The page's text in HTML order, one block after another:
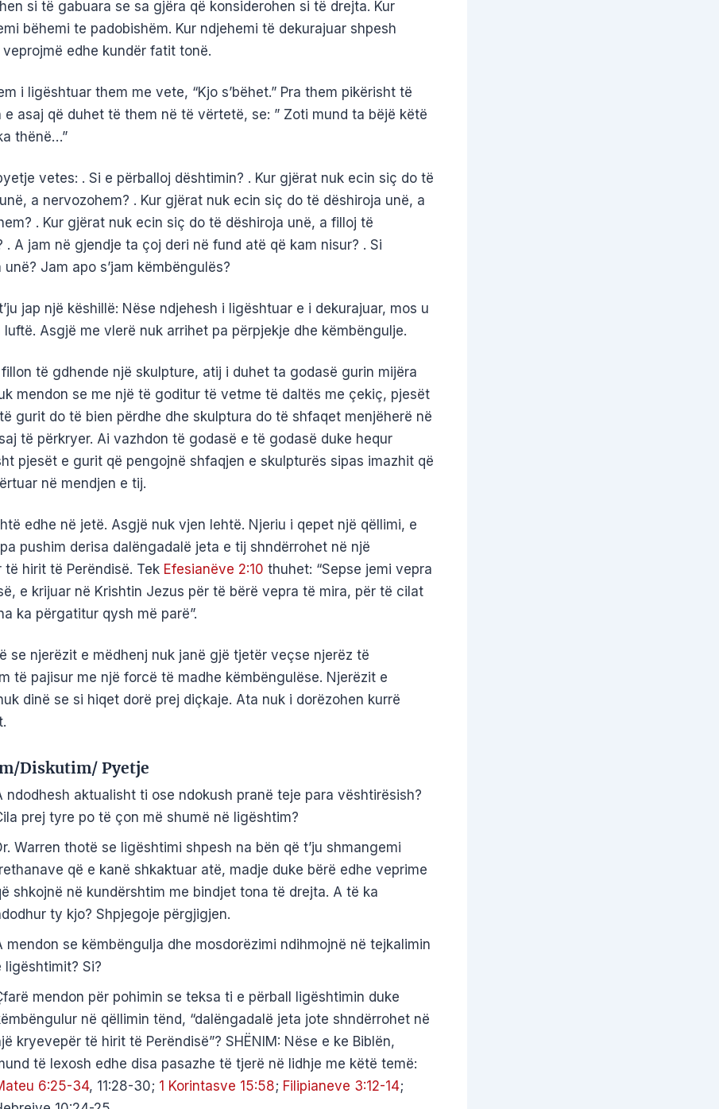
si të gabuara se sa gjëra që konsiderohen si të drejta. Kur
bëhemi te padobishëm. Kur ndjehemi të dekurajuar shpesh
edhe kundër fatit tonë.
i ligështuar them me vete, “Kjo s’bëhet.” Pra them pikërisht të
e asaj që duhet të them në të vërtetë, se: ” Zoti mund ta bëjë këtë
thënë…”
vetes: . Si e përballoj dështimin? . Kur gjërat nuk ecin siç do të
a nervozohem? . Kur gjërat nuk ecin siç do të dëshiroja unë, a
. Kur gjërat nuk ecin siç do të dëshiroja unë, a filloj të
. A jam në gjendje ta çoj deri në fund atë që kam nisur? . Si
unë? Jam apo s’jam këmbëngulës?
jap një këshillë: Nëse ndjehesh i ligështuar e i dekurajuar, mos u
luftë. Asgjë me vlerë nuk arrihet pa përpjekje dhe këmbëngulje.
të gdhende një skulpture, atij i duhet ta godasë gurin mijëra
mendon se me një të goditur të vetme të daltës me çekiç, pjesët
gurit do të bien përdhe dhe skulptura do të shfaqet menjëherë në
të përkryer. Ai vazhdon të godasë e të godasë duke hequr
pjesët e gurit që pengojnë shfaqjen e skulpturës sipas imazhit që
në mendjen e tij.
edhe në jetë. Asgjë nuk vjen lehtë. Njeriu i qepet një qëllimi, e
pushim derisa dalëngadalë jeta e tij shndërrohet në një
të hirit të Perëndisë. Tek Efesianëve 2:10 thuhet: “Sepse jemi vepra
e krijuar në Krishtin Jezus për të bërë vepra të mira, për të cilat
ka përgatitur qysh më parë”.
se njerëzit e mëdhenj nuk janë gjë tjetër veçse njerëz të
të pajisur me një forcë të madhe këmbëngulëse. Njerëzit e
dinë se si hiqet dorë prej diçkaje. Ata nuk i dorëzohen kurrë
Diskutim/ Pyetje
ndodhesh aktualisht ti ose ndokush pranë teje para vështirësish?
prej tyre po të çon më shumë në ligështim?
Warren thotë se ligështimi shpesh na bën që t’ju shmangemi
që e kanë shkaktuar atë, madje duke bërë edhe veprime
shkojnë në kundërshtim me bindjet tona të drejta. A të ka
ty kjo? Shpjegoje përgjigjen.
mendon se këmbëngulja dhe mosdorëzimi ndihmojnë në tejkalimin
ligështimit? Si?
mendon për pohimin se teksa ti e përball ligështimin duke
në qëllimin tënd, “dalëngadalë jeta jote shndërrohet në
kryevepër të hirit të Perëndisë”? SHËNIM: Nëse e ke Biblën,
të lexosh edhe disa pasazhe të tjerë në lidhje me këtë temë:
6:25-34, 11:28-30; 1 Korintasve 15:58; Filipianeve 3:12-14;